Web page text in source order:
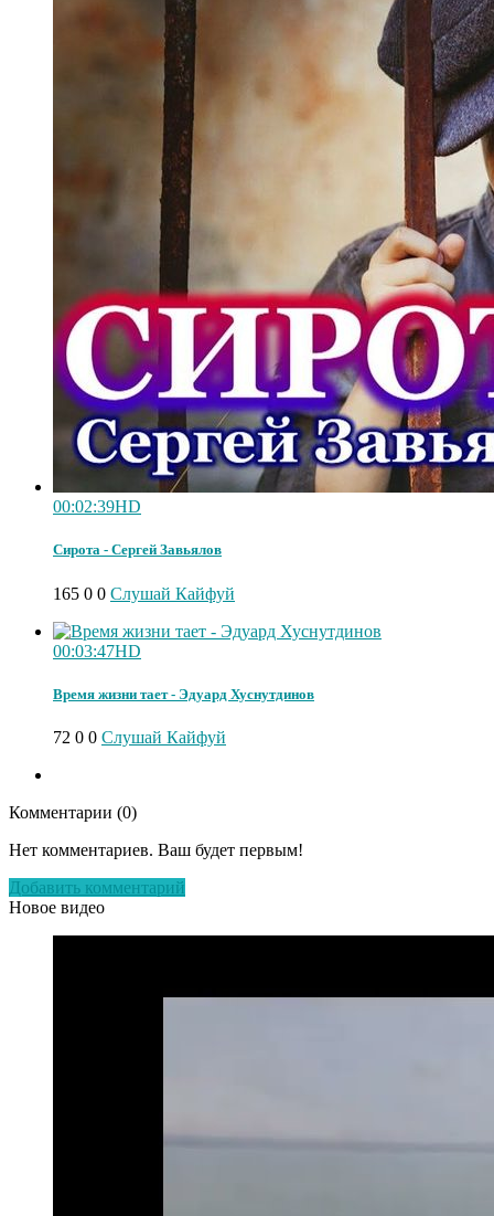
00:02:39HD
Сирота - Сергей Завьялов
165 0 0 Слушай Кайфуй
00:03:47HD
Время жизни тает - Эдуард Хуснутдинов
72 0 0 Слушай Кайфуй
Комментарии (0)
Нет комментариев. Ваш будет первым!
Добавить комментарий
Новое видео